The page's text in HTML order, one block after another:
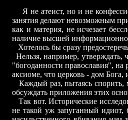
Я не атеист, но и не
занятия делают невозможным
как и материя, не исчезает
наличие высшей
Хотелось бы сразу
Нельзя, например, утверждать,
"богоданности православия",
аксиоме, что церковь - дом Бога,
Каждый раз, пытаясь
обсуждать приложения этих
Так вот. Исторические
не такой уж запуганный идиот,